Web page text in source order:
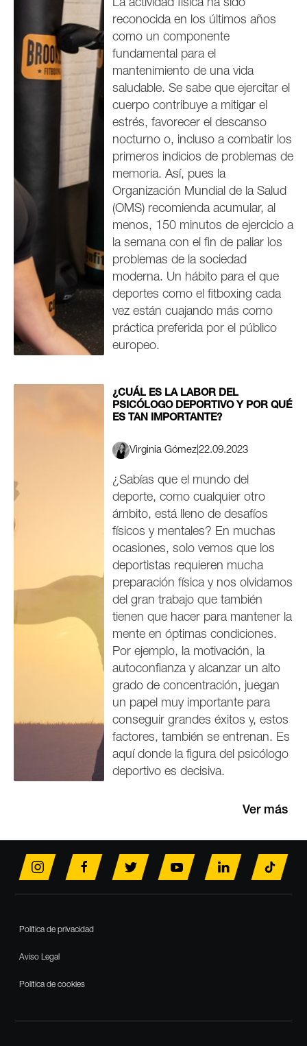
La actividad física ha sido
reconocida en los últimos años
como un componente
fundamental para el
mantenimiento de una vida
saludable. Se sabe que ejercitar el
cuerpo contribuye a mitigar el
estrés, favorecer el descanso
nocturno o, incluso a combatir los
primeros indicios de problemas de
memoria. Así, pues la
Organización Mundial de la Salud
(OMS) recomienda acumular, al
menos, 150 minutos de ejercicio a
la semana con el fin de paliar los
problemas de la sociedad
moderna. Un hábito para el que
deportes como el fitboxing cada
vez están cuajando más como
práctica preferida por el público
europeo.
¿CUÁL ES LA LABOR DEL
PSICÓLOGO DEPORTIVO Y POR QUÉ
ES TAN IMPORTANTE?
Virginia Gómez 22.09.2023
¿Sabías que el mundo del
deporte, como cualquier otro
ámbito, está lleno de desafíos
físicos y mentales? En muchas
ocasiones, solo vemos que los
deportistas requieren mucha
preparación física y nos olvidamos
del gran trabajo que también
tienen que hacer para mantener la
mente en óptimas condiciones.
Por ejemplo, la motivación, la
autoconfianza y alcanzar un alto
grado de concentración, juegan
un papel muy importante para
conseguir grandes éxitos y, estos
factores, también se entrenan. Es
aquí donde la figura del psicólogo
deportivo es decisiva.
Ver más
Política de privacidad
Aviso Legal
Política de cookies